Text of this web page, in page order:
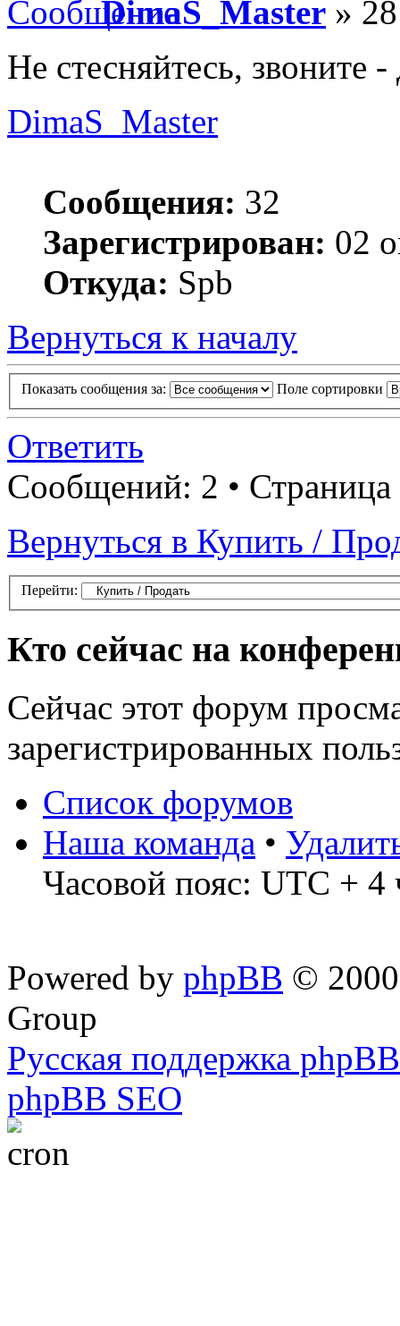
DimaS_Master »
Не стесняйтесь, звоните
DimaS_Master
Сообщения: 32
Зарегистрирован: 02
Откуда: Spb
Вернуться к началу
Показать сообщения за: Поле сортировки
Ответить
Сообщений: 2 • Страница
Вернуться в Купить /
Перейти:
Кто сейчас на
Сейчас этот форум
зарегистрированных
Список форумов
Наша команда •
Часовой пояс: UTC + 4
Powered by phpBB ©
Group
Русская поддержка phpBB
phpBB SEO